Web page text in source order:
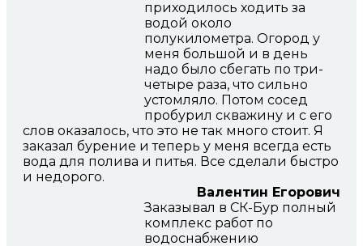
приходилось ходить за
водой около
полукилометра. Огород у
меня большой и в день
надо было сбегать по три-
четыре раза, что сильно
устомляло. Потом сосед
пробурил скважину и с его
слов оказалось, что это не так много стоит. Я
заказал бурение и теперь у меня всегда есть
вода для полива и питья. Все сделали быстро
и недорого.
Валентин Егорович
Заказывал в СК-Бур полный
комплекс работ по
водоснабжению